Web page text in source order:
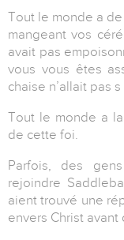
Tout le monde a
mangeant vos
avait pas
vous vous êtes
chaise n’allait pas
Tout le monde a
de cette foi.
Parfois, des
rejoindre
aient trouvé une
envers Christ avant